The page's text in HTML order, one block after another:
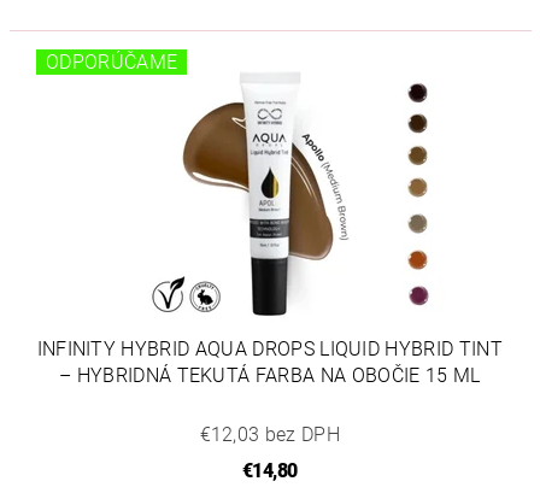
ODPORÚČAME
INFINITY HYBRID AQUA DROPS LIQUID HYBRID TINT
– HYBRIDNÁ TEKUTÁ FARBA NA OBOČIE 15 ML
€12,03 bez DPH
€14,80